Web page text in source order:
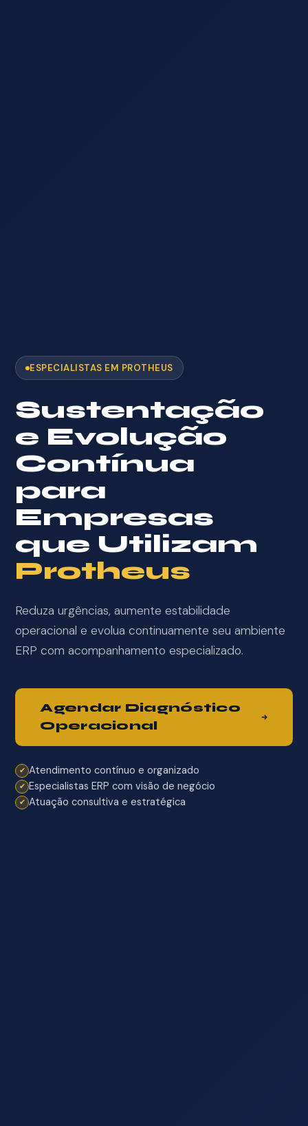
ESPECIALISTAS EM PROTHEUS
Sustentação
e Evolução
Contínua
para
Empresas
que Utilizam
Protheus
Reduza urgências, aumente estabilidade
operacional e evolua continuamente seu ambiente
ERP com acompanhamento especializado.
Agendar Diagnóstico
Operacional
✔ Atendimento contínuo e organizado
✔ Especialistas ERP com visão de negócio
✔ Atuação consultiva e estratégica